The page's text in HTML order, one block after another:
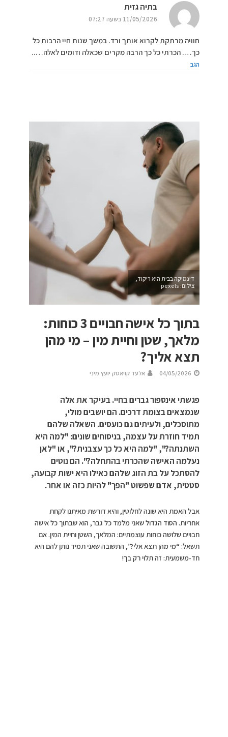
בתיה גזית
11/05/2026 בשעה 07:27
חוויה מרתקת לקרוא אותך ורד. במשך שנות חיי הרבות כל
כך…. הכרתי כל כך הרבה מקרים שכאלה ודומים לאלה…..
הגב
דינמיקה בבית היא ריקוד,
צילום: pexels
בתוך כל אישה חבויים 3 כוחות:
מלאך, שטן וחיית מין – מי מהן
תצא אליך?
04/05/2026 אלעד קויאטק יועץ מיני
פגשתי אינספור גברים בחיי. בעיקר את אלה
שנמצאים בצומת דרכים. הם יושבים מולי,
מתוסכלים, ולעיתים גם כועסים. השאלה שלהם
תמיד חוזרת על עצמה, בניסוחים שונים: "למה היא
השתנתה?", "למה היא כל כך עצבנית?", או "לאן
נעלמה האישה שהכרתי בהתחלה?". הם נוטים
להסתכל על בת הזוג שלהם כאילו היא ישות קבועה,
סטטית, אדם שפשוט "הפך" להיות כזה או אחר.
אבל האמת היא שונה לחלוטין, והיא דורשת מאיתנו לקחת
אחריות. הסוד הגדול שאני מלמד כל גבר, הוא שבתוך כל אישה
חבויים שלושה כוחות עוצמתיים: המלאך, השטן וחיית המין. אם
תשאל: “מי מהן תצא אלי?”, התשובה שאני תמיד נותן להם היא
חד-משמעית: זה תלוי רק בך!